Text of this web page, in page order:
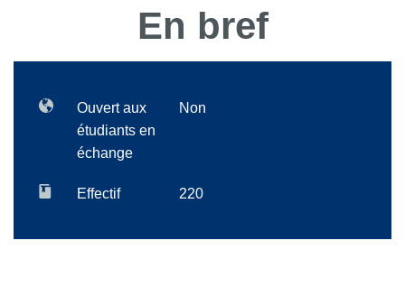
En bref
Ouvert aux
étudiants en
échange
Non
Effectif 220